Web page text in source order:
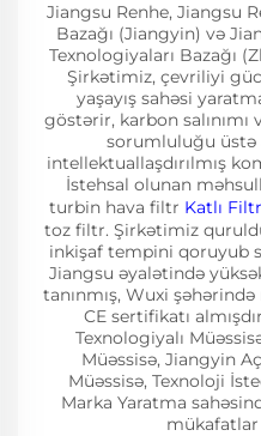
Jiangsu Renhe, Jiangsu
Bazağı (Jiangyin) və
Texnologiyaları Bazağı
Şirkətimiz, çevriliyi
yaşayış sahəsi
göstərir, karbon salınımı
sorumluluğu üstə
intellektuallaşdırılmış
İstehsal olunan
turbin hava filtr Katlı
toz filtr. Şirkətimiz
inkişaf tempini qoruyub
Jiangsu əyalətində
tanınmış, Wuxi
CE sertifikatı
Texnologiyalı
Müəssisə, Jiangyin
Müəssisə, Texnoloji
Marka Yaratma
mükafatlar